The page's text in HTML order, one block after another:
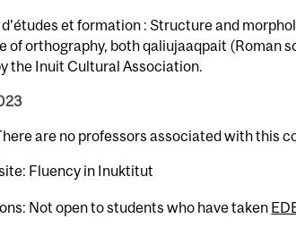
et formation : Structure and
of orthography, both qaliujaaqpait (Roman
the Inuit Cultural Association.
are no professors associated with this
Fluency in Inuktitut
Not open to students who have taken